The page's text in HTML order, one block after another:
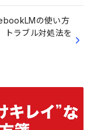
の使い方
トラブル対処法を